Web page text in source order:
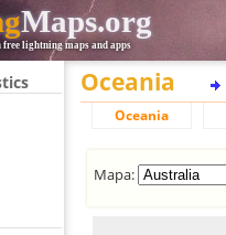
Maps.org
lightning maps and apps
Oceania
Oceania
Mapa: